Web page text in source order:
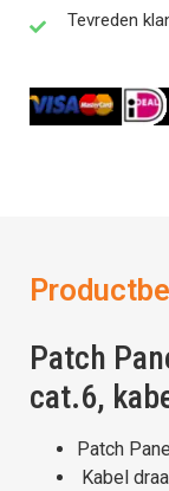
Tevreden
Patch
cat.6,
Patch
Kabel